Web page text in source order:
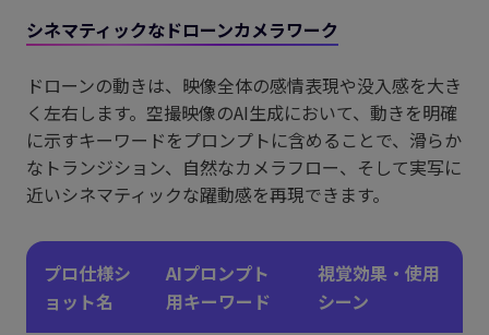
シネマティックなドローンカメラワーク
ドローンの動きは、映像全体の感情表現や没入感を大き
く左右します。空撮映像のAI生成において、動きを明確
に示すキーワードをプロンプトに含めることで、滑らか
なトランジション、自然なカメラフロー、そして実写に
近いシネマティックな躍動感を再現できます。
プロ仕様シ
ョット名
AIプロンプト
用キーワード
視覚効果・使用
シーン